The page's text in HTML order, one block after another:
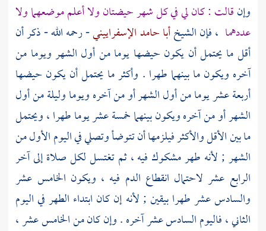
وإنقالت : كان لي في كل شهر حيضتان ولا أعلم موضعهما ولا
عددهما ، فإن الشيخأبا حامد الإسفراييني- رحمه الله - ذكر أن
أقل ما يحتمل أن يكون حيضها يوما من أول الشهر ويوما من
آخره ويكون ما بينهما طهرا . وأكثر ما يحتمل أن يكون حيضها
أربعة عشر يوما من أول الشهر أو من آخره ويوما وليلة من أول
الشهر أو من آخره ويكون بينهما خمسة عشر يوما طهرا ، ويحتمل
ما بين الأقل والأكثر فيلزمها أن تتوضأ وتصلي في اليوم الأول من
الشهر ; لأنه طهر مشكوك فيه ، ثم تغتسل لكل صلاة إلى آخر
الرابع عشر لاحتمال انقطاع الدم فيه ، ويكون الخامس عشر
والسادس عشر طهرا بيقين ; لأنه إن كان ابتداء الطهر في اليوم
الثاني ، فاليوم السادس عشر آخره . وإن كان من الخامس عشر ،